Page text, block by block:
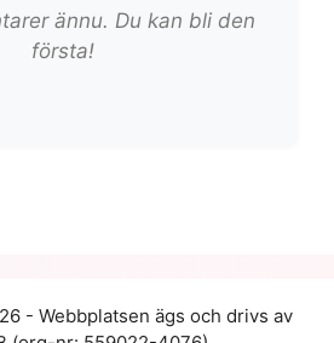
ännu. Du kan bli den
första!
- Webbplatsen ägs och drivs av